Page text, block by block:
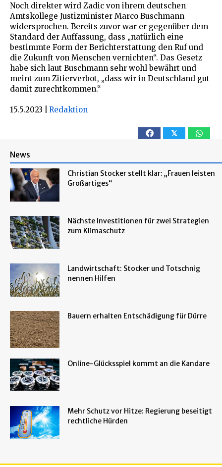
Noch direkter wird Zadic von ihrem deutschen
Amtskollege Justizminister Marco Buschmann
widersprochen. Bereits zuvor war er gegenüber dem
Standard der Auffassung, dass „natürlich eine
bestimmte Form der Berichterstattung den Ruf und
die Zukunft von Menschen vernichten“. Das Gesetz
habe sich laut Buschmann sehr wohl bewährt und
meint zum Zitierverbot, „dass wir in Deutschland gut
damit zurechtkommen.“
15.5.2023 Redaktion
𝕏
News
Christian Stocker stellt klar: „Frauen leisten
Großartiges“
Nächste Investitionen für zwei Strategien
zum Klimaschutz
Landwirtschaft: Stocker und Totschnig
nennen Hilfen
Bauern erhalten Entschädigung für Dürre
Online-Glücksspiel kommt an die Kandare
Mehr Schutz vor Hitze: Regierung beseitigt
rechtliche Hürden